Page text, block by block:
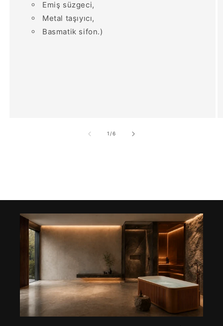
Emiş süzgeci,
Metal taşıyıcı,
Basmatik sifon.)
1 //6